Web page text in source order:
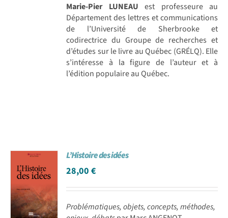
Marie-Pier LUNEAU est professeure au
Département des lettres et communications
de l’Université de Sherbrooke et
codirectrice du Groupe de recherches et
d’études sur le livre au Québec (GRÉLQ). Elle
s’intéresse à la figure de l’auteur et à
l’édition populaire au Québec.
L’Histoire des idées
28,00€
Problématiques, objets, concepts, méthodes,